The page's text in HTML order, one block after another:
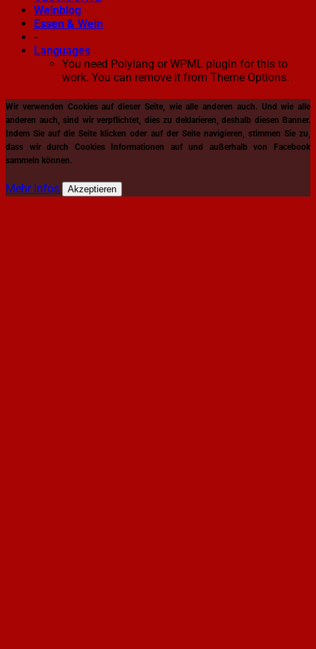
Weinblog
Essen & Wein
-
Languages
You need Polylang or WPML plugin for this to
work. You can remove it from Theme Options.
Wir verwenden Cookies auf dieser Seite, wie alle anderen auch. Und wie alle
anderen auch, sind wir verpflichtet, dies zu deklarieren, deshalb diesen Banner.
Indem Sie auf die Seite klicken oder auf der Seite navigieren, stimmen Sie zu,
dass wir durch Cookies Informationen auf und außerhalb von Facebook
sammeln können.
Mehr Infos Akzeptieren